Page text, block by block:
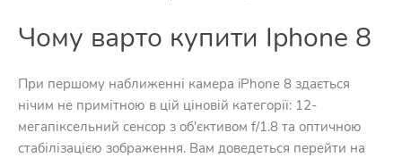
Чому варто купити Iphone 8
При першому наближенні камера iPhone 8 здається
нічим не примітною в цій ціновій категорії: 12-
мегапіксельний сенсор з об'єктивом f/1.8 та оптичною
стабілізацією зображення. Вам доведеться перейти на